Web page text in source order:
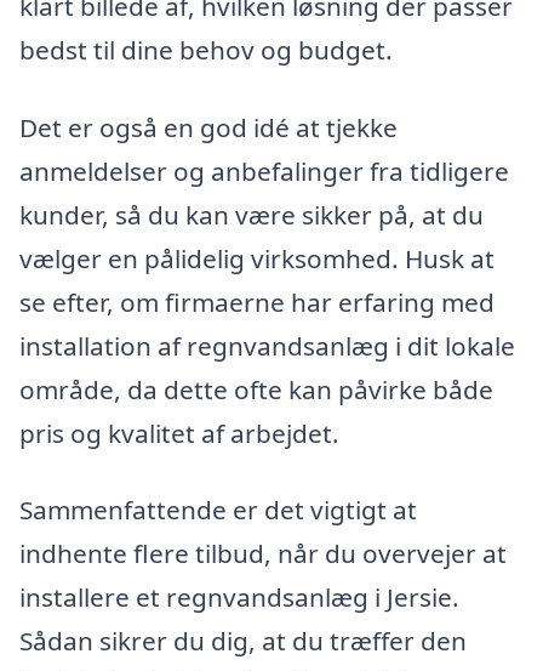
bedst til dine behov og budget.
Det er også en god idé at tjekke
anmeldelser og anbefalinger fra tidligere
kunder, så du kan være sikker på, at du
vælger en pålidelig virksomhed. Husk at
se efter, om firmaerne har erfaring med
installation af regnvandsanlæg i dit lokale
område, da dette ofte kan påvirke både
pris og kvalitet af arbejdet.
Sammenfattende er det vigtigt at
indhente flere tilbud, når du overvejer at
installere et regnvandsanlæg i Jersie.
Sådan sikrer du dig, at du træffer den